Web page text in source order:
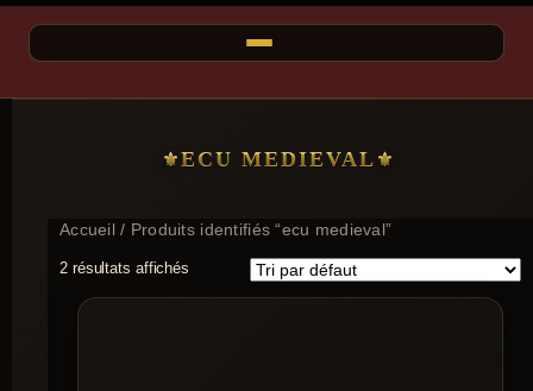
ECU MEDIEVAL
Accueil/ Produits identifiés “ecu medieval”
2 résultats affichés